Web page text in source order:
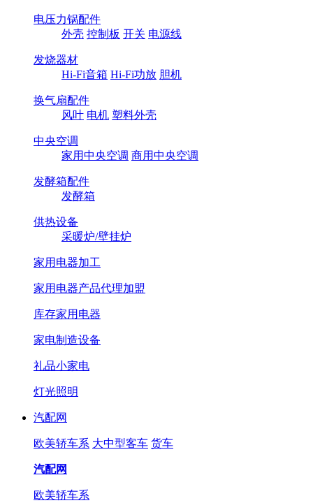
电压力锅配件
外壳 控制板 开关 电源线
发烧器材
Hi-Fi音箱 Hi-Fi功放 胆机
换气扇配件
风叶 电机 塑料外壳
中央空调
家用中央空调 商用中央空调
发酵箱配件
发酵箱
供热设备
采暖炉/壁挂炉
家用电器加工
家用电器产品代理加盟
库存家用电器
家电制造设备
礼品小家电
灯光照明
汽配网
欧美轿车系 大中型客车 货车
汽配网
欧美轿车系